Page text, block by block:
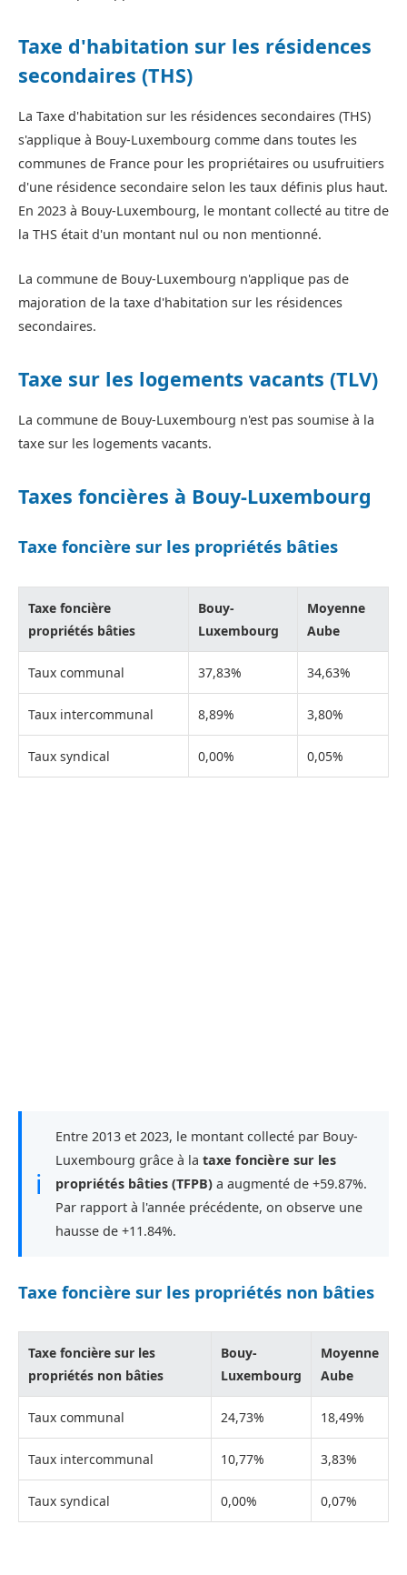
Taxe d'habitation sur les résidences
secondaires (THS)
La Taxe d'habitation sur les résidences secondaires (THS)
s'applique à Bouy-Luxembourg comme dans toutes les
communes de France pour les propriétaires ou usufruitiers
d'une résidence secondaire selon les taux définis plus haut.
En 2023 à Bouy-Luxembourg, le montant collecté au titre de
la THS était d'un montant nul ou non mentionné.
La commune de Bouy-Luxembourg n'applique pas de
majoration de la taxe d'habitation sur les résidences
secondaires.
Taxe sur les logements vacants (TLV)
La commune de Bouy-Luxembourg n'est pas soumise à la
taxe sur les logements vacants.
Taxes foncières à Bouy-Luxembourg
Taxe foncière sur les propriétés bâties
Taxe foncière
propriétés bâties
Bouy-
Luxembourg
Moyenne
Aube
Taux communal 37,83% 34,63%
Taux intercommunal 8,89% 3,80%
Taux syndical 0,00% 0,05%
ℹ
Entre 2013 et 2023, le montant collecté par Bouy-
Luxembourg grâce à la taxe foncière sur les
propriétés bâties (TFPB) a augmenté de +59.87%.
Par rapport à l'année précédente, on observe une
hausse de +11.84%.
Taxe foncière sur les propriétés non bâties
Taxe foncière sur les
propriétés non bâties
Bouy-
Luxembourg
Moyenne
Aube
Taux communal 24,73% 18,49%
Taux intercommunal 10,77% 3,83%
Taux syndical 0,00% 0,07%